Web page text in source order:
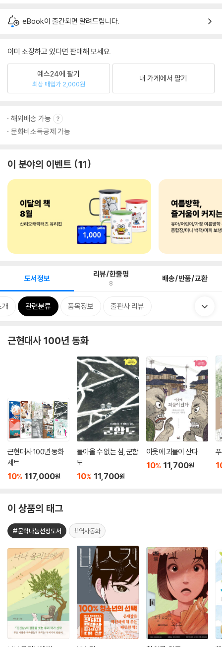
eBook이 출간되면 알려드립니다.
이미 소장하고 있다면 판매해 보세요.
예스24에 팔기
최상 매입가 2,000원
내 가게에서 팔기
해외배송 가능
문화비소득공제 가능
이 분야의 이벤트 11
도서정보 리뷰/한줄평
8 배송/반품/교환
개 관련분류 품목정보 출판사 리뷰
근현대사 100년 동화
근현대사 100년 동화
세트
10% 117,000원
돌아올 수 없는 섬, 군함
도
10% 11,700원
이웃에 괴물이 산다
10% 11,700원
이 상품의 태그
#문학나눔선정도서 #역사동화